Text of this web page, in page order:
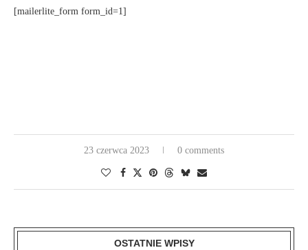
[mailerlite_form form_id=1]
23 czerwca 2023 0 comments
OSTATNIE WPISY